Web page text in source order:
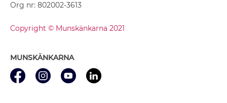
Org nr: 802002-3613
Copyright © Munskänkarna 2021
MUNSKÄNKARNA